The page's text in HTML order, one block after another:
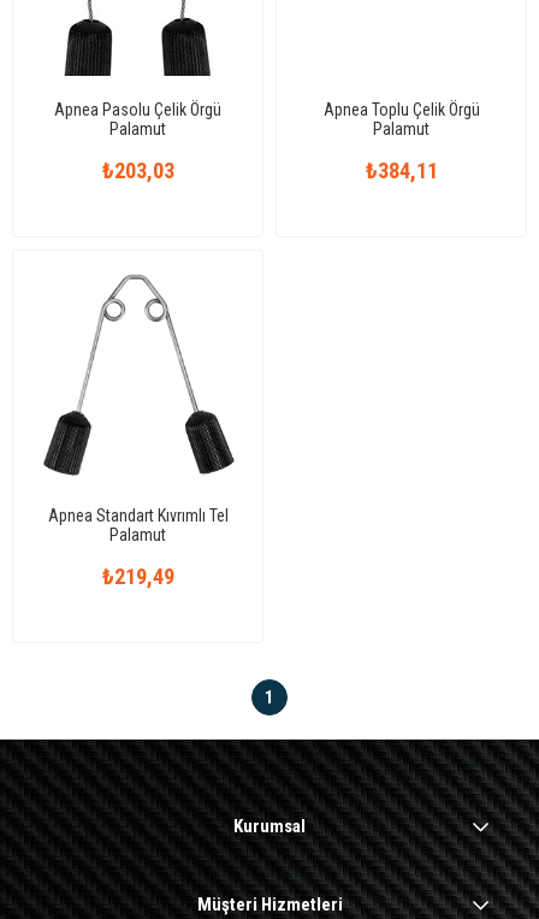
Apnea Pasolu Çelik Örgü
Palamut
₺203,03
Apnea Toplu Çelik Örgü
Palamut
₺384,11
Apnea Standart Kıvrımlı Tel
Palamut
₺219,49
1
Kurumsal
Müşteri Hizmetleri